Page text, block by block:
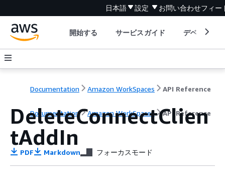
日本語 設定 お問い合わせフィー
開始する サービスガイド デベロッパ
Documentation Amazon WorkSpaces API Reference
Documentation Amazon WorkSpaces API Reference
DeleteConnectClien
tAddIn
PDF Markdown フォーカスモード